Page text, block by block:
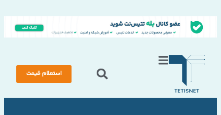
استعلام قیمت